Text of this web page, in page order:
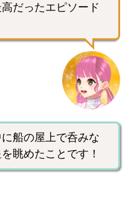
だったエピソード
船の屋上で呑みな
眺めたことです！